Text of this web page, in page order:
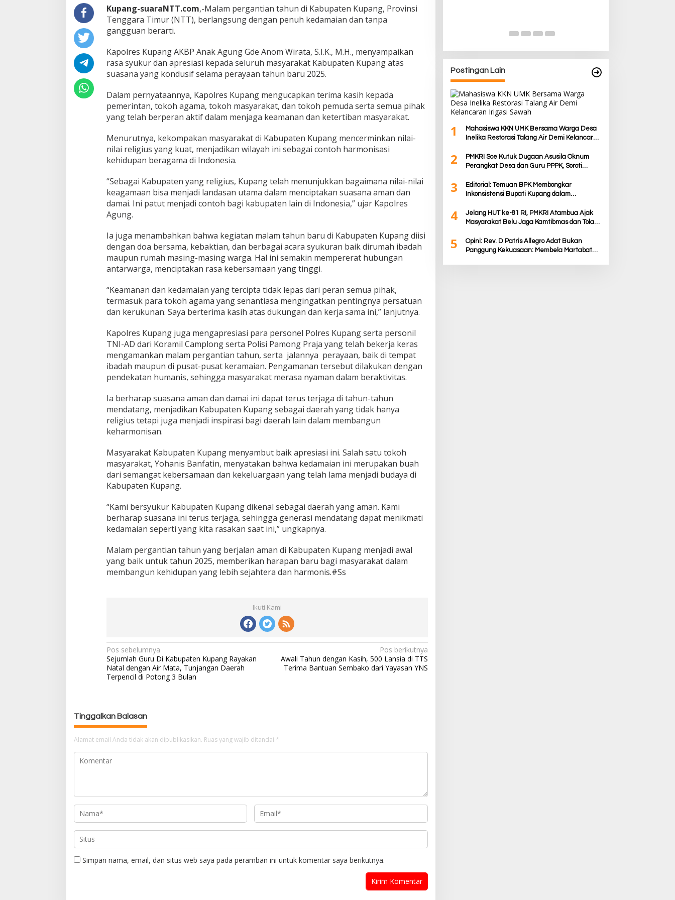
Kupang-suaraNTT.com,-Malam pergantian tahun di Kabupaten Kupang, Provinsi
Tenggara Timur (NTT), berlangsung dengan penuh kedamaian dan tanpa
gangguan berarti.
Kapolres Kupang AKBP Anak Agung Gde Anom Wirata, S.I.K., M.H., menyampaikan
rasa syukur dan apresiasi kepada seluruh masyarakat Kabupaten Kupang atas
suasana yang kondusif selama perayaan tahun baru 2025.
Dalam pernyataannya, Kapolres Kupang mengucapkan terima kasih kepada
pemerintan, tokoh agama, tokoh masyarakat, dan tokoh pemuda serta semua pihak
yang telah berperan aktif dalam menjaga keamanan dan ketertiban masyarakat.
Menurutnya, kekompakan masyarakat di Kabupaten Kupang mencerminkan nilai-
nilai religius yang kuat, menjadikan wilayah ini sebagai contoh harmonisasi
kehidupan beragama di Indonesia.
“Sebagai Kabupaten yang religius, Kupang telah menunjukkan bagaimana nilai-nilai
keagamaan bisa menjadi landasan utama dalam menciptakan suasana aman dan
damai. Ini patut menjadi contoh bagi kabupaten lain di Indonesia,” ujar Kapolres
Agung.
Ia juga menambahkan bahwa kegiatan malam tahun baru di Kabupaten Kupang diisi
dengan doa bersama, kebaktian, dan berbagai acara syukuran baik dirumah ibadah
maupun rumah masing-masing warga. Hal ini semakin mempererat hubungan
antarwarga, menciptakan rasa kebersamaan yang tinggi.
“Keamanan dan kedamaian yang tercipta tidak lepas dari peran semua pihak,
termasuk para tokoh agama yang senantiasa mengingatkan pentingnya persatuan
dan kerukunan. Saya berterima kasih atas dukungan dan kerja sama ini,” lanjutnya.
Kapolres Kupang juga mengapresiasi para personel Polres Kupang serta personil
TNI-AD dari Koramil Camplong serta Polisi Pamong Praja yang telah bekerja keras
mengamankan malam pergantian tahun, serta jalannya perayaan, baik di tempat
ibadah maupun di pusat-pusat keramaian. Pengamanan tersebut dilakukan dengan
pendekatan humanis, sehingga masyarakat merasa nyaman dalam beraktivitas.
Ia berharap suasana aman dan damai ini dapat terus terjaga di tahun-tahun
mendatang, menjadikan Kabupaten Kupang sebagai daerah yang tidak hanya
religius tetapi juga menjadi inspirasi bagi daerah lain dalam membangun
keharmonisan.
Masyarakat Kabupaten Kupang menyambut baik apresiasi ini. Salah satu tokoh
masyarakat, Yohanis Banfatin, menyatakan bahwa kedamaian ini merupakan buah
dari semangat kebersamaan dan kekeluargaan yang telah lama menjadi budaya di
Kabupaten Kupang.
“Kami bersyukur Kabupaten Kupang dikenal sebagai daerah yang aman. Kami
berharap suasana ini terus terjaga, sehingga generasi mendatang dapat menikmati
kedamaian seperti yang kita rasakan saat ini,” ungkapnya.
Malam pergantian tahun yang berjalan aman di Kabupaten Kupang menjadi awal
yang baik untuk tahun 2025, memberikan harapan baru bagi masyarakat dalam
membangun kehidupan yang lebih sejahtera dan harmonis.#Ss
Ikuti Kami
N
a
v
s
i
p
o
s
Pos sebelumnya
Sejumlah Guru Di Kabupaten Kupang Rayakan
Natal dengan Air Mata, Tunjangan Daerah
Terpencil di Potong 3 Bulan
Pos berikutnya
Awali Tahun dengan Kasih, 500 Lansia di TTS
Terima Bantuan Sembako dari Yayasan YNS
Tinggalkan Balasan
Alamat email Anda tidak akan dipublikasikan. Ruas yang wajib ditandai *
Simpan nama, email, dan situs web saya pada peramban ini untuk komentar saya berikutnya.
Postingan Lain
1
Mahasiswa KKN UMK Bersama Warga Desa
Inelika Restorasi Talang Air Demi Kelancaran
2
PMKRI Soe Kutuk Dugaan Asusila Oknum
Perangkat Desa dan Guru PPPK, Soroti
3
Editorial: Temuan BPK Membongkar
Inkonsistensi Bupati Kupang dalam
4
Jelang HUT ke-81 RI, PMKRI Atambua Ajak
Masyarakat Belu Jaga Kamtibmas dan Tolak
5
Opini: Rev. D Patris Allegro Adat Bukan
Panggung Kekuasaan: Membela Martabat